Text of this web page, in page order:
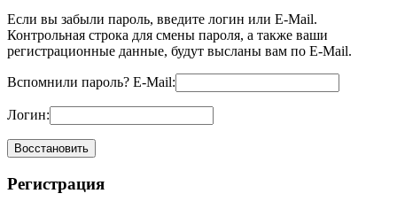
Если вы забыли пароль, введите логин или E-Mail.
Контрольная строка для смены пароля, а также ваши
регистрационные данные, будут высланы вам по E-Mail.
Вспомнили пароль? E-Mail:
Логин:
Регистрация